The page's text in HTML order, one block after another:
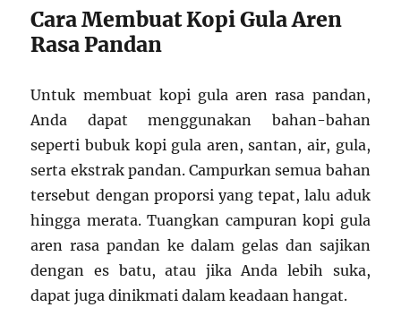
Cara Membuat Kopi Gula Aren
Rasa Pandan
Untuk membuat kopi gula aren rasa pandan,
Anda dapat menggunakan bahan-bahan
seperti bubuk kopi gula aren, santan, air, gula,
serta ekstrak pandan. Campurkan semua bahan
tersebut dengan proporsi yang tepat, lalu aduk
hingga merata. Tuangkan campuran kopi gula
aren rasa pandan ke dalam gelas dan sajikan
dengan es batu, atau jika Anda lebih suka,
dapat juga dinikmati dalam keadaan hangat.